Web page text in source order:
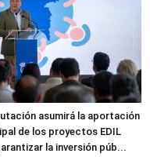
asumirá la aportación
de los proyectos EDIL
la inversión púb...